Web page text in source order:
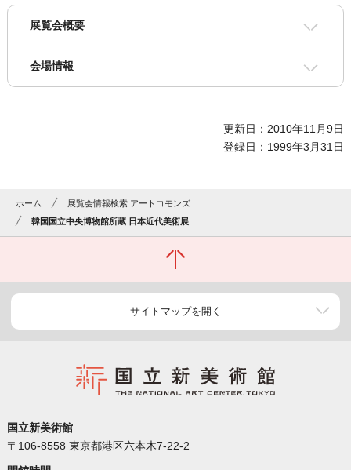
展覧会概要
会場情報
更新日：2010年11月9日
登録日：1999年3月31日
ホーム
展覧会情報検索 アートコモンズ
韓国国立中央博物館所蔵 日本近代美術展
サイトマップを開く
国立新美術館
〒106-8558 東京都港区六本木7-22-2